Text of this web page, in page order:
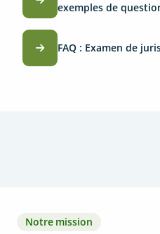
exemples de
FAQ : Examen de
Notre mission